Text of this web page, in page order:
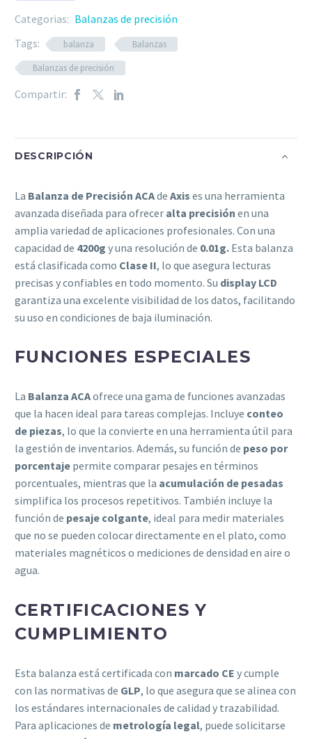
Categorias: Balanzas de precisión
Tags:
balanza
Balanzas
Balanzas de precisión
Compartir:
DESCRIPCIÓN
La Balanza de Precisión ACAde Axis es una herramienta
avanzada diseñada para ofrecer alta precisión en una
amplia variedad de aplicaciones profesionales. Con una
capacidad de 4200g y una resolución de 0.01g. Esta balanza
está clasificada como Clase II, lo que asegura lecturas
precisas y confiables en todo momento. Su display LCD
garantiza una excelente visibilidad de los datos, facilitando
su uso en condiciones de baja iluminación.
FUNCIONES ESPECIALES
La Balanza ACAofrece una gama de funciones avanzadas
que la hacen ideal para tareas complejas. Incluye conteo
de piezas, lo que la convierte en una herramienta útil para
la gestión de inventarios. Además, su función de peso por
porcentaje permite comparar pesajes en términos
porcentuales, mientras que la acumulación de pesadas
simplifica los procesos repetitivos. También incluye la
función de pesaje colgante, ideal para medir materiales
que no se pueden colocar directamente en el plato, como
materiales magnéticos o mediciones de densidad en aire o
agua.
CERTIFICACIONES Y
CUMPLIMIENTO
Esta balanza está certificada con marcado CE y cumple
con las normativas de GLP, lo que asegura que se alinea con
los estándares internacionales de calidad y trazabilidad.
Para aplicaciones de metrología legal, puede solicitarse